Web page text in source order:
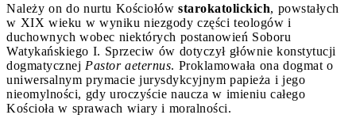
Należy on do nurtu Kościołów starokatolickich, powstałych
w XIX wieku w wyniku niezgody części teologów i
duchownych wobec niektórych postanowień Soboru
Watykańskiego I. Sprzeciw ów dotyczył głównie konstytucji
dogmatycznej Pastor aeternus. Proklamowała ona dogmat o
uniwersalnym prymacie jurysdykcyjnym papieża i jego
nieomylności, gdy uroczyście naucza w imieniu całego
Kościoła w sprawach wiary i moralności.